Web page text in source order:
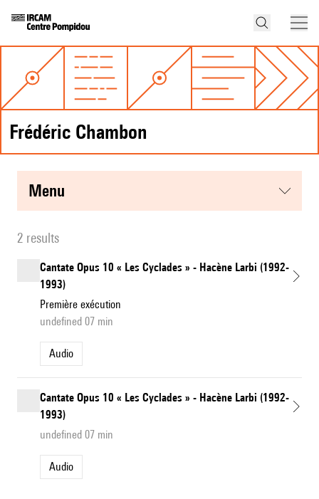
Frédéric Chambon
menu
2 results
Cantate Opus 10 « Les Cyclades » - Hacène Larbi (1992-
1993)
Première exécution
undefined 07 min
Audio
Cantate Opus 10 « Les Cyclades » - Hacène Larbi (1992-
1993)
undefined 07 min
Audio